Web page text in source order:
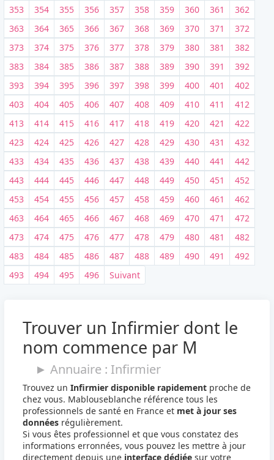
353
354 355 356 357 358 359 360 361
362
363
364 365 366 367 368 369 370 371
372
373
374 375 376 377 378 379 380 381
382
383
384 385 386 387 388 389 390 391
392
393
394 395 396 397 398 399 400 401
402
403
404 405 406 407 408 409 410 411
412
413
414 415 416 417 418 419 420 421
422
423
424 425 426 427 428 429 430 431
432
433
434 435 436 437 438 439 440 441
442
443
444 445 446 447 448 449 450 451
452
453
454 455 456 457 458 459 460 461
462
463
464 465 466 467 468 469 470 471
472
473
474 475 476 477 478 479 480 481
482
483
484 485 486 487 488 489 490 491
492
493
494 495 496 Suivant
Trouver un Infirmier dont le
nom commence par M
► Annuaire : Infirmier
Trouvez unInfirmier disponible rapidement proche de
chez vous. Mablouseblanche référence tous les
professionnels de santé en France et met à jour ses
données régulièrement.
Si vous êtes professionnel et que vous constatez des
informations erronnées, vous pouvez les mettre à jour
directement depuis une interface dédiée sur votre